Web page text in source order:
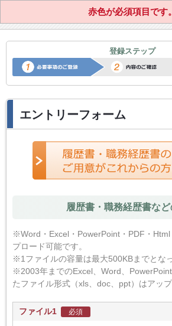
正社員転職サポートエントリー
登録ステップ
エントリーフォーム
履歴書・職務経歴書な
※Word・Excel・PowerPoint・PDF・Html
プロード可能です。
※1ファイルの容量は最大500KBまでとな
※2003年までのExcel、Word、
たファイル形式（xls、doc、ppt）はアップ
ファイル1 必須
赤色が必須項目です。